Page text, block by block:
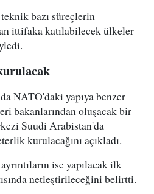
bazı süreçlerin
ittifaka katılabilecek ülkeler
NATO'daki yapıya benzer
bakanlarından oluşacak bir
Suudi Arabistan'da
kurulacağını açıkladı.
ise yapılacak ilk
netleştirileceğini belirtti.